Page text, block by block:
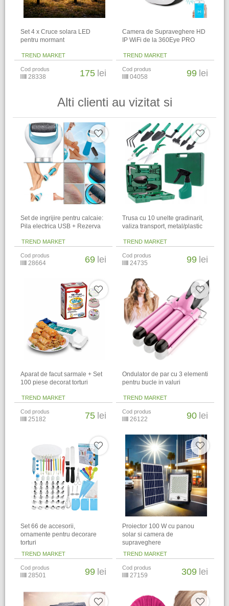
Set 4 x Cruce solara LED
pentru mormant
TREND MARKET
Cod produs
28338 175 lei
Camera de Supraveghere HD
IP WiFi de la 360Eye PRO
TREND MARKET
Cod produs
04058 99 lei
Alti clienti au vizitat si
Set de ingrijire pentru calcaie:
Pila electrica USB + Rezerva
TREND MARKET
Cod produs
28664 69 lei
Trusa cu 10 unelte gradinarit,
valiza transport, metal/plastic
TREND MARKET
Cod produs
24735 99 lei
Aparat de facut sarmale + Set
100 piese decorat torturi
TREND MARKET
Cod produs
25182 75 lei
Ondulator de par cu 3 elementi
pentru bucle in valuri
TREND MARKET
Cod produs
26122 90 lei
Set 66 de accesorii,
ornamente pentru decorare
torturi
TREND MARKET
Cod produs
28501 99 lei
Proiector 100 W cu panou
solar si camera de
supraveghere
TREND MARKET
Cod produs
27159 309 lei